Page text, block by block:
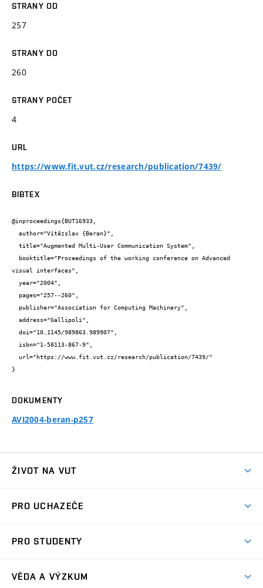
STRANY OD
257
STRANY DO
260
STRANY POČET
4
URL
https://www.fit.vut.cz/research/publication/7439/
BIBTEX
@inproceedings{BUT16933,
visual interfaces",
}
DOKUMENTY
AVI2004-beran-p257
ŽIVOT NA VUT
Koleje
Sport na VUT
PRO UCHAZEČE
Dny otevřených dveří
PRO STUDENTY
VĚDA A VÝZKUM